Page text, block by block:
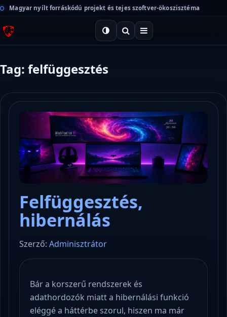
Magyar nyílt forráskódú projekt és tejes szoftver-ökoszisztéma
Tag: felfüggesztés
Felfüggesztés,
hibernálás
Szerző: Adminisztrátor
Bár a korszerű rendszerek és
adathordozók miatt a hibernálási funkció
eléggé a háttérbe szorul, hiszen ma már